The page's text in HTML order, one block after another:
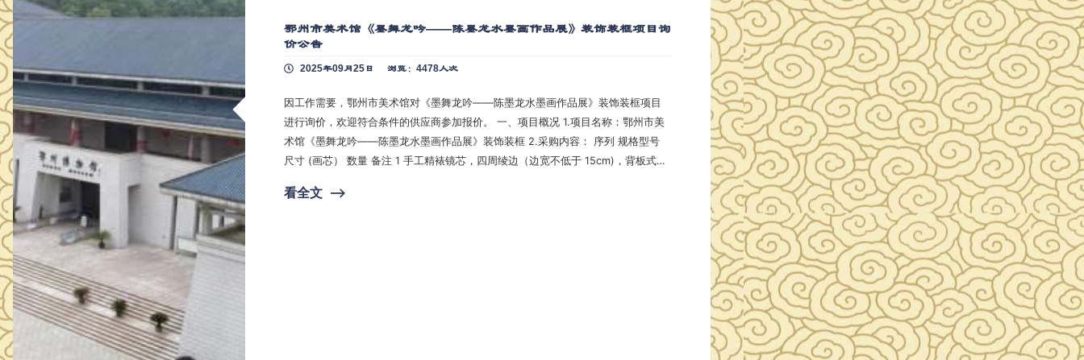
鄂州市美术馆《墨舞龙吟——陈墨龙水墨画作品展》装饰装框项目询
价公告
2025年09月25日 浏览：4478人次
因工作需要，鄂州市美术馆对《墨舞龙吟——陈墨龙水墨画作品展》装饰装框项目
进行询价，欢迎符合条件的供应商参加报价。 一、项目概况 1.项目名称：鄂州市美
术馆《墨舞龙吟——陈墨龙水墨画作品展》装饰装框 2.采购内容： 序列 规格型号
尺寸 (画芯） 数量 备注 1 手工精裱镜芯，四周绫边（边宽不低于 15cm)，背板式装
7 背…
看全文 ⟶